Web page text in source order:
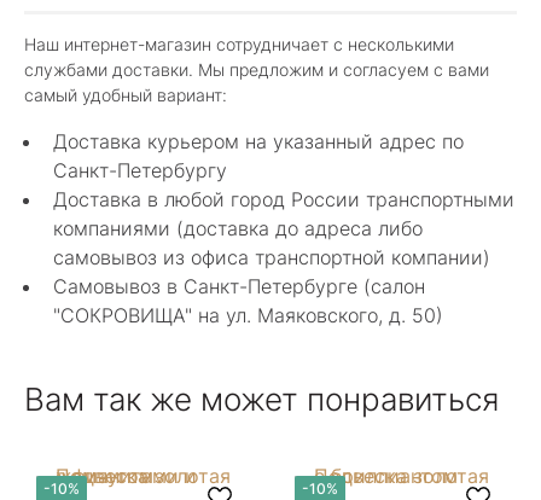
Наш интернет-магазин сотрудничает с несколькими
службами доставки. Мы предложим и согласуем с вами
самый удобный вариант:
Доставка курьером на указанный адрес по
Санкт-Петербургу
Доставка в любой город России транспортными
компаниями (доставка до адреса либо
самовывоз из офиса транспортной компании)
Самовывоз в Санкт-Петербурге (салон
"СОКРОВИЩА" на ул. Маяковского, д. 50)
Вам так же может понравиться
-10% -10%
Классные изделия, оригинальные не похожие
в других магазинах. Сотрудники очень
грамотные специалисты в своем деле помогли
с выбором.
Показать полностью
Нелли Г.
4 мая 2025
Каждый раз бывая на Большой Конюшенной
12 в Санкт-Петербурге посещаю этот
феи-специалисты" помогут определиться с
выбором ! Украшения из этого бутика
любимыми и носимыми! Спасибо Вам за
красоту !! Рекомендую к посещению
arcobaleno04